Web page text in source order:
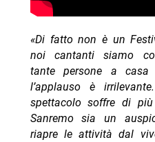
«Di fatto non è un
noi cantanti siamo
tante persone a
l’applauso è
spettacolo soffre di
Sanremo sia un
riapre le attività dal